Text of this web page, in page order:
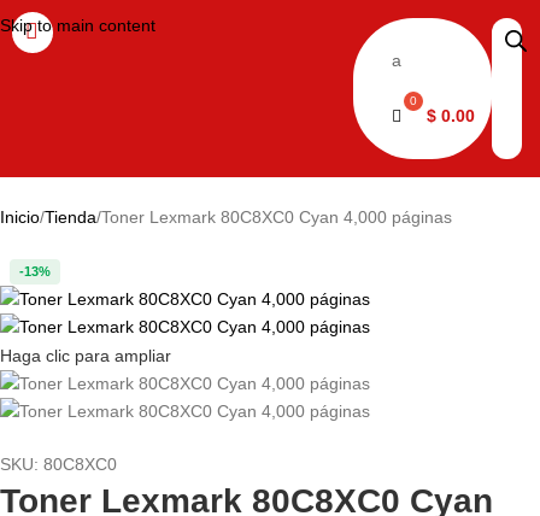
Skip to main content
a
$ 0.00
Inicio Tienda Toner Lexmark 80C8XC0 Cyan 4,000 páginas
-13%
Haga clic para ampliar
SKU: 80C8XC0
Toner Lexmark 80C8XC0 Cyan